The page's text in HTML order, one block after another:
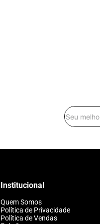
Institucional
Quem Somos
Política de Privacidade
Política de Vendas